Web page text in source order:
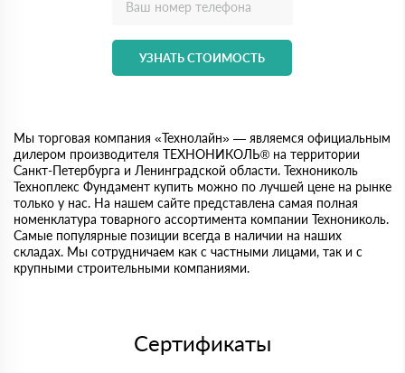
УЗНАТЬ СТОИМОСТЬ
Мы торговая компания «Технолайн» — являемся официальным
дилером производителя ТЕХНОНИКОЛЬ® на территории
Санкт-Петербурга и Ленинградской области. Технониколь
Техноплекс Фундамент купить можно по лучшей цене на рынке
только у нас. На нашем сайте представлена самая полная
номенклатура товарного ассортимента компании Технониколь.
Самые популярные позиции всегда в наличии на наших
складах. Мы сотрудничаем как с частными лицами, так и с
крупными строительными компаниями.
Сертификаты